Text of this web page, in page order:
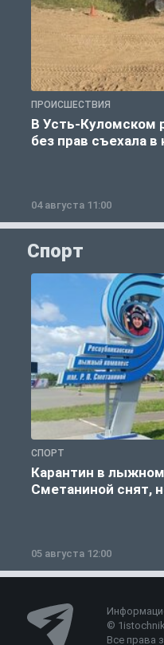
ПРОИСШЕСТВИЯ
В Усть-Куломском
без прав съехала в
04 августа 11:00
Спорт
СПОРТ
Карантин в
Сметаниной снят,
05 августа 12:00
©
Все права